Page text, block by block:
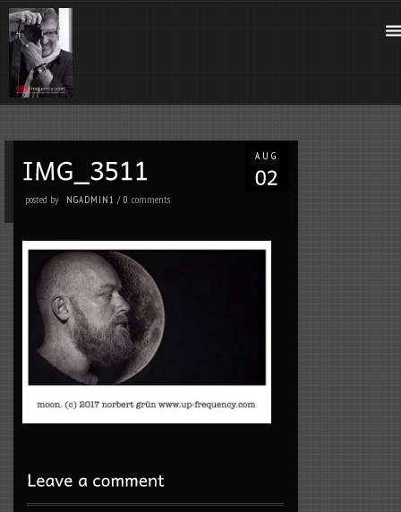
AUG.
posted by NGADMIN1 /0comments